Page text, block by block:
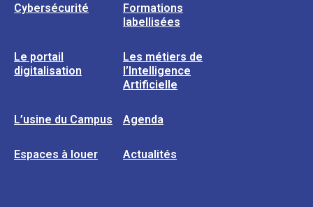
Cybersécurité
Formations
labellisées
Le portail
digitalisation
Les métiers de
l’Intelligence
Artificielle
L’usine du Campus Agenda
Espaces à louer Actualités